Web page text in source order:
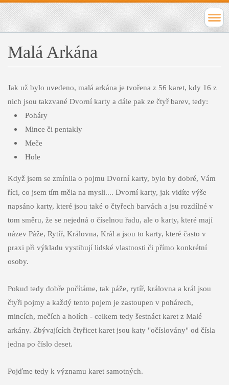
Malá Arkána
Jak už bylo uvedeno, malá arkána je tvořena z 56 karet, kdy 16 z
nich jsou takzvané Dvorní karty a dále pak ze čtyř barev, tedy:
Poháry
Mince či pentakly
Meče
Hole
Když jsem se zmínila o pojmu Dvorní karty, bylo by dobré, Vám
říci, co jsem tím měla na mysli.... Dvorní karty, jak vidíte výše
napsáno karty, které jsou také o čtyřech barvách a jsu rozdílné v
tom směru, že se nejedná o číselnou řadu, ale o karty, které mají
název Páže, Rytíř, Královna, Král a jsou to karty, které často v
praxi při výkladu vystihují lidské vlastnosti či přímo konkrétní
osoby.
Pokud tedy dobře počítáme, tak páže, rytíř, královna a král jsou
čtyři pojmy a každý tento pojem je zastoupen v pohárech,
mincích, mečích a holích - celkem tedy šestnáct karet z Malé
arkány. Zbývajících čtyřicet karet jsou katy "očíslovány" od čísla
jedna po číslo deset.
Pojďme tedy k významu karet samotných.